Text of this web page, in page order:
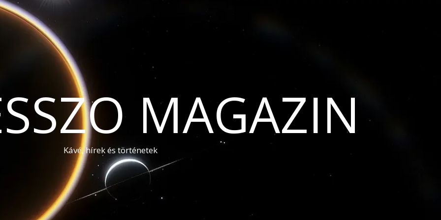
MAGAZIN
Kávé, hírek és történetek